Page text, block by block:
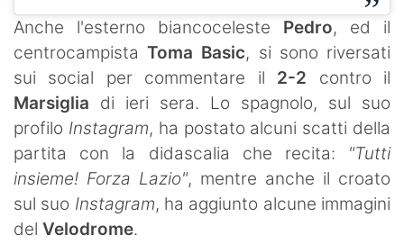
Anche l'esterno biancoceleste Pedro, ed il
centrocampistaToma Basic, si sono riversati
sui social per commentare il 2-2 contro il
Marsiglia di ieri sera. Lo spagnolo, sul suo
profilo Instagram, ha postato alcuni scatti della
partita con la didascalia che recita: "Tutti
insieme! Forza Lazio", mentre anche il croato
sul suo Instagram, ha aggiunto alcune immagini
del Velodrome.